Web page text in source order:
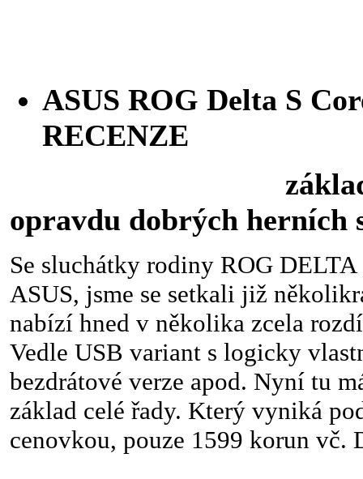
ASUS ROG Delta S
RECENZE
opravdu dobrých herních
Se sluchátky rodiny ROG
ASUS, jsme se setkali již
nabízí hned v několika zcela
Vedle USB variant s logicky
bezdrátové verze apod. Nyní tu
základ celé řady. Který vyniká
cenovkou, pouze 1599 korun vč.